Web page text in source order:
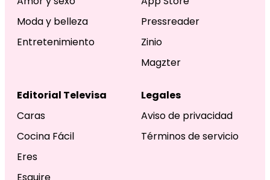
Moda y belleza
Entretenimiento
Pressreader
Zinio
Magzter
Editorial Televisa
Caras
Cocina Fácil
Eres
Esquire
Legales
Aviso de privacidad
Términos de servicio